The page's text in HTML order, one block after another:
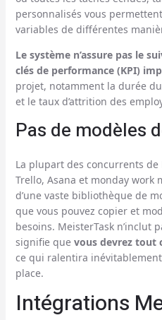
personnalisés vous
variables de différentes
Le système n’assure pas le
clés de performance (KPI)
projet, notamment la durée
et le taux d’attrition des
Pas de modèles
La plupart des concurrents de
Trello, Asana et monday work
d’une vaste bibliothèque de
que vous pouvez copier et
besoins. MeisterTask n’inclut
signifie que vous devrez tout
ce qui ralentira
place.
Intégrations